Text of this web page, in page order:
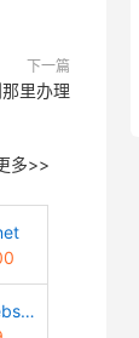
下一篇
里办理
多>>
3389.website